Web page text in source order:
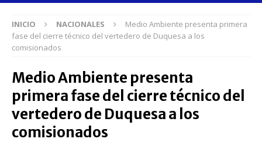
INICIO NACIONALES
Medio Ambiente presenta primera
fase del cierre técnico del vertedero de Duquesa a los
comisionados
Medio Ambiente presenta
primera fase del cierre técnico del
vertedero de Duquesa a los
comisionados